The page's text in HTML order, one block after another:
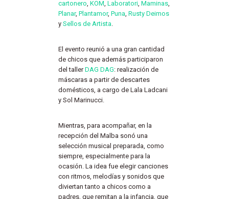
cartonero, KOM, Laboratori, Maminas,
Planar, Plantamor, Puna, Rusty Deimos
y Sellos de Artista.
El evento reunió a una gran cantidad
de chicos que además participaron
del tallerDAG DAG: realización de
máscaras a partir de descartes
domésticos, a cargo de Lala Ladcani
y Sol Marinucci.
Mientras, para acompañar, en la
recepción del Malba sonó una
selección musical preparada, como
siempre, especialmente para la
ocasión. La idea fue elegir canciones
con ritmos, melodías y sonidos que
diviertan tanto a chicos como a
padres, que remitan a la infancia, que